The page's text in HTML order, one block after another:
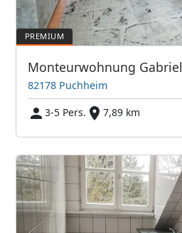
Monteurwohnung Gabriel
82178 Puchheim
3-5 Pers.
7,89 km